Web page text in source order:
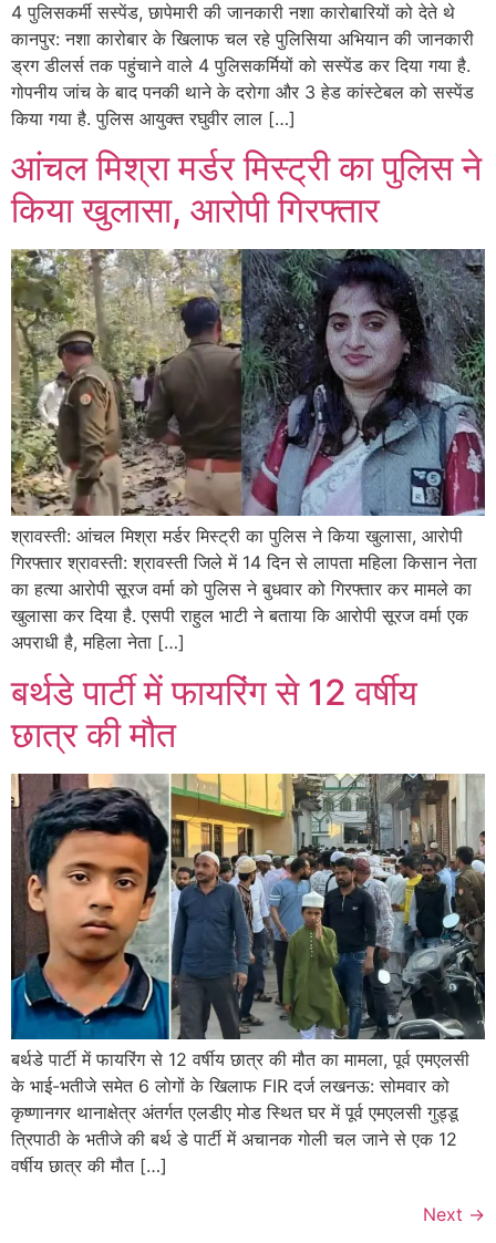
4 पुलिसकर्मी सस्पेंड, छापेमारी की जानकारी नशा कारोबारियों को देते थे
कानपुर: नशा कारोबार के खिलाफ चल रहे पुलिसिया अभियान की जानकारी
ड्रग डीलर्स तक पहुंचाने वाले 4 पुलिसकर्मियों को सस्पेंड कर दिया गया है.
गोपनीय जांच के बाद पनकी थाने के दरोगा और 3 हेड कांस्टेबल को सस्पेंड
किया गया है. पुलिस आयुक्त रघुवीर लाल […]
आंचल मिश्रा मर्डर मिस्ट्री का पुलिस ने
किया खुलासा, आरोपी गिरफ्तार
श्रावस्ती: आंचल मिश्रा मर्डर मिस्ट्री का पुलिस ने किया खुलासा, आरोपी
गिरफ्तार श्रावस्ती: श्रावस्ती जिले में 14 दिन से लापता महिला किसान नेता
का हत्या आरोपी सूरज वर्मा को पुलिस ने बुधवार को गिरफ्तार कर मामले का
खुलासा कर दिया है. एसपी राहुल भाटी ने बताया कि आरोपी सूरज वर्मा एक
अपराधी है, महिला नेता […]
बर्थडे पार्टी में फायरिंग से 12 वर्षीय
छात्र की मौत
बर्थडे पार्टी में फायरिंग से 12 वर्षीय छात्र की मौत का मामला, पूर्व एमएलसी
के भाई-भतीजे समेत 6 लोगों के खिलाफ FIR दर्ज लखनऊ: सोमवार को
कृष्णानगर थानाक्षेत्र अंतर्गत एलडीए मोड स्थित घर में पूर्व एमएलसी गुड्डू
त्रिपाठी के भतीजे की बर्थ डे पार्टी में अचानक गोली चल जाने से एक 12
वर्षीय छात्र की मौत […]
Next →